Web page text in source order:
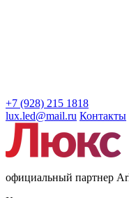
+7 (928) 215 1818
lux.led@mail.ru Контакты
официальный партнер